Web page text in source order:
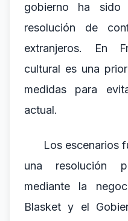
gobierno ha
resolución de
extranjeros. En
cultural es una
medidas para
actual.
Los escenarios
una resolución
mediante la
Blasket y el